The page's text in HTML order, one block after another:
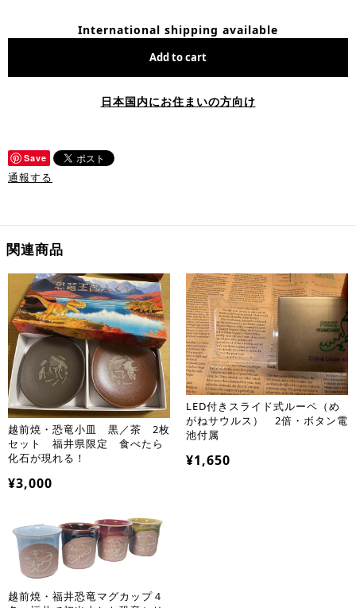
International shipping available
Add to cart
日本国内にお住まいの方向け
Save
通報する
関連商品
越前焼・恐竜小皿 黒／茶 2枚
セット 福井県限定 食べたら
化石が現れる！
¥3,000
LED付きスライド式ルーペ（め
がねサウルス） 2倍・ボタン電
池付属
¥1,650
越前焼・福井恐竜マグカップ４